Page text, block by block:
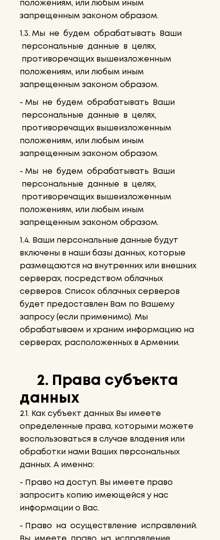
положениям, или любым иным
запрещенным законом образом.
1.3. Мы не будем обрабатывать Ваши
персональные данные в целях,
противоречащих вышеизложенным
положениям, или любым иным
запрещенным законом образом.
- Мы не будем обрабатывать Ваши
персональные данные в целях,
противоречащих вышеизложенным
положениям, или любым иным
запрещенным законом образом.
- Мы не будем обрабатывать Ваши
персональные данные в целях,
противоречащих вышеизложенным
положениям, или любым иным
запрещенным законом образом.
1.4. Ваши персональные данные будут
включены в наши базы данных, которые
размещаются на внутренних или внешних
серверах, посредством облачных
серверов. Список облачных серверов
будет предоставлен Вам по Вашему
запросу (если применимо). Мы
обрабатываем и храним информацию на
серверах, расположенных в Армении.
2. Права субъекта
данных
2.1. Как субъект данных Вы имеете
определенные права, которыми можете
воспользоваться в случае владения или
обработки нами Ваших персональных
данных. А именно:
- Право на доступ. Вы имеете право
запросить копию имеющейся у нас
информации о Вас.
- Право на осуществление исправлений.